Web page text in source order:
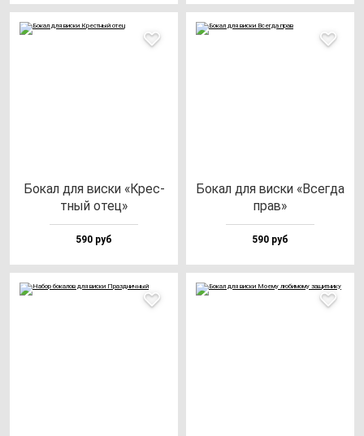
Бокал для вис­ки «Крес­
тный отец»
590 руб
Бокал для вис­ки «Всег­да
прав»
590 руб